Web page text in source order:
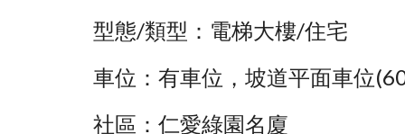
型態/類型：電梯大樓/住宅
車位：有車位，坡道平面車位
社區：仁愛綠園名廈